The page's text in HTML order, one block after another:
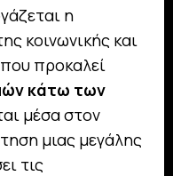
η
κοινωνικής και
προκαλεί
κάτω των
μέσα στον
μιας μεγάλης
τις